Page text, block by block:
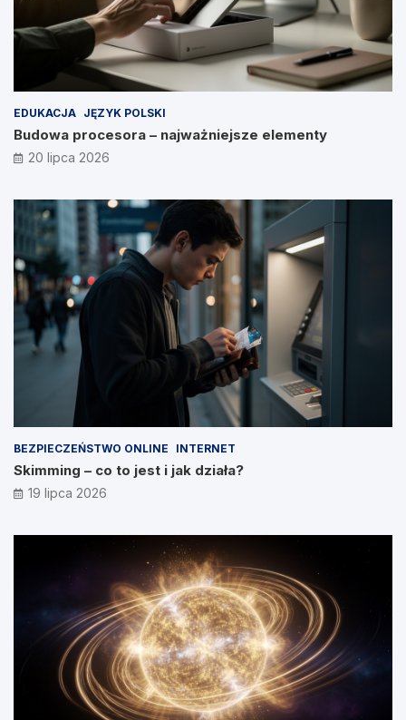
EDUKACJA JĘZYK POLSKI
Budowa procesora – najważniejsze elementy
20 lipca 2026
BEZPIECZEŃSTWO ONLINE INTERNET
Skimming – co to jest i jak działa?
19 lipca 2026